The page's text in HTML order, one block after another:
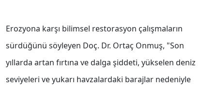
Erozyona karşı bilimsel restorasyon çalışmaların
sürdüğünü söyleyen Doç. Dr. Ortaç Onmuş, "Son
yıllarda artan fırtına ve dalga şiddeti, yükselen deniz
seviyeleri ve yukarı havzalardaki barajlar nedeniyle